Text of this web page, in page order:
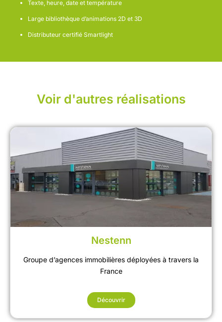
Texte, heure, date et température
Large bibliothèque d’animations 2D et 3D
Distributeur certifié Smartlight
Voir d'autres réalisations
Nestenn
Groupe d’agences immobilières déployées à travers la
France
Découvrir